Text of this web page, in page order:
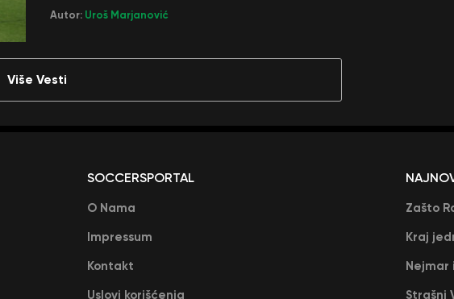
Autor: Uroš Marjanović
Više Vesti
SOCCERSPORTAL
O Nama
Impressum
Kontakt
Uslovi korišćenja